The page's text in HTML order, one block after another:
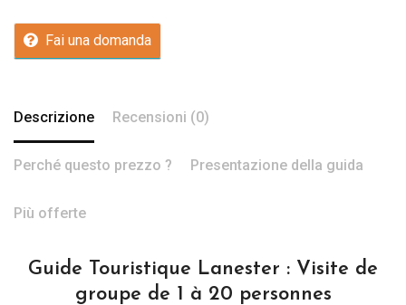
Fai una domanda
Descrizione Recensioni (0)
Perché questo prezzo ? Presentazione della guida
Più offerte
Guide Touristique Lanester : Visite de
groupe de 1 à 20 personnes